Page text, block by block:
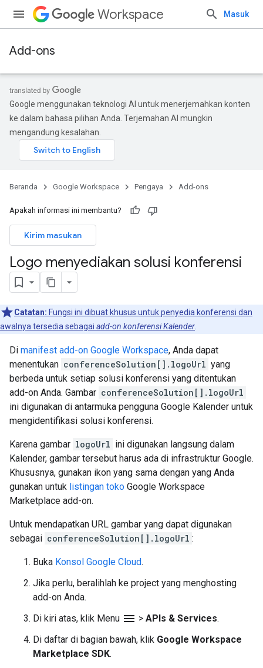
Workspace Masuk
Add-ons
Google menggunakan teknologi AI untuk menerjemahkan konten
ke dalam bahasa pilihan Anda. Terjemahan AI mungkin
mengandung kesalahan.
Beranda Google Workspace Pengaya Add-ons
Apakah informasi ini membantu?
Kirim masukan
Logo menyediakan solusi konferensi
Catatan: Fungsi ini dibuat khusus untuk penyedia konferensi dan
awalnya tersedia sebagai add-on konferensi Kalender
Di manifest add-on Google Workspace, Anda dapat
menentukan conferenceSolution[].logoUrl yang
berbeda untuk setiap solusi konferensi yang ditentukan
add-on Anda. Gambar conferenceSolution[].logoUrl
ini digunakan di antarmuka pengguna Google Kalender untuk
mengidentifikasi solusi konferensi.
Karena gambar logoUrl ini digunakan langsung dalam
Kalender, gambar tersebut harus ada di infrastruktur Google.
Khususnya, gunakan ikon yang sama dengan yang Anda
gunakan untuk listingan toko Google Workspace
Marketplace add-on.
Untuk mendapatkan URL gambar yang dapat digunakan
sebagai conferenceSolution[].logoUrl :
Buka Konsol Google Cloud.
Jika perlu, beralihlah ke project yang menghosting
add-on Anda.
Di kiri atas, klik Menu menu > APIs & Services.
Di daftar di bagian bawah, klik Google Workspace
Marketplace SDK.